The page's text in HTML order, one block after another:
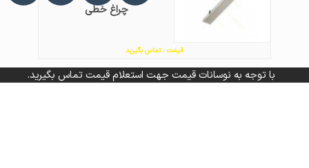
چراغ خطی
قیمت : تماس بگیرید
با توجه به نوسانات قیمت جهت استعلام قیمت تماس بگیرید.